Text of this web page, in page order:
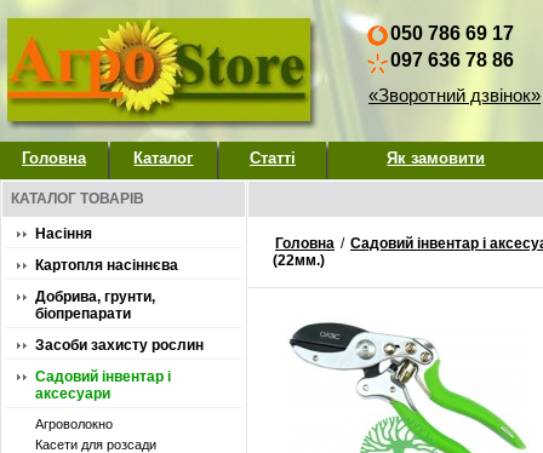
050 786 69 17
097 636 78 86
«Зворотний дзвінок»
Головна Каталог Статті Як замовити
КАТАЛОГ ТОВАРІВ
Насіння
Картопля насіннєва
Добрива, грунти,
біопрепарати
Засоби захисту рослин
Садовий інвентар і
аксесуари
Агроволокно
Касети для розсади
Головна / Садовий інвентар і
(22мм.)